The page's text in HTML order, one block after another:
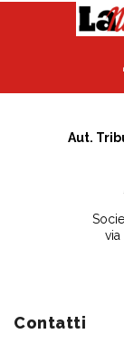
Aut.
via
Contatti